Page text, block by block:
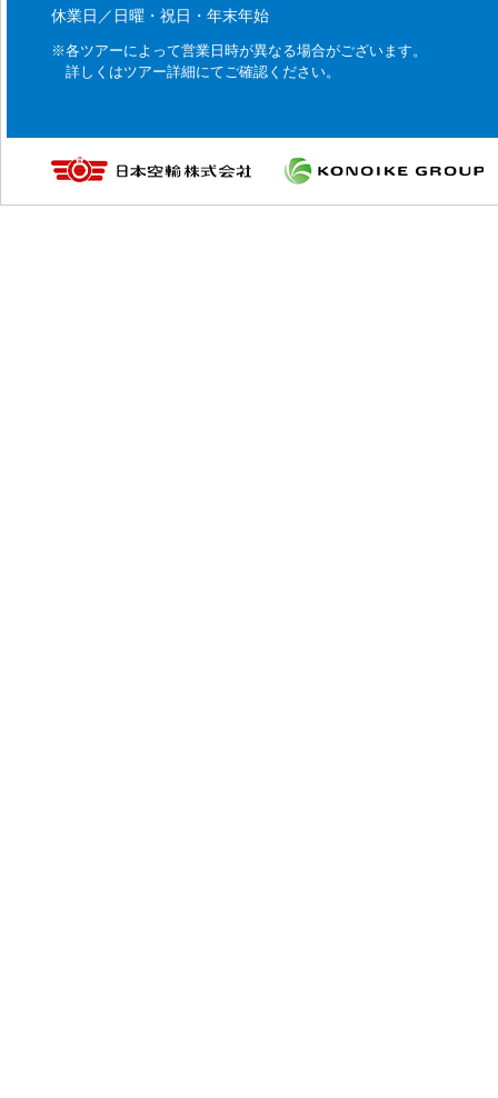
休業日／日曜・祝日・年末年始
※各ツアーによって営業日時が異なる場合がございます。
詳しくはツアー詳細にてご確認ください。